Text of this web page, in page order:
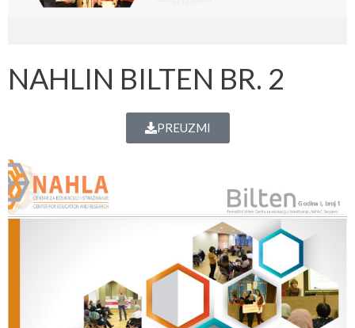
NAHLIN BILTEN BR. 2
PREUZMI